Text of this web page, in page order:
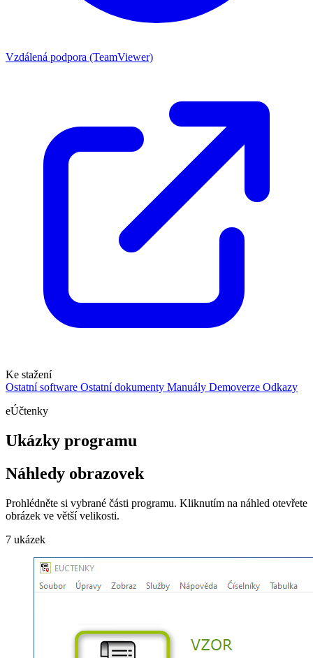
Vzdálená podpora (TeamViewer)
Ke stažení
Ostatní software Ostatní dokumenty Manuály Demoverze Odkazy
eÚčtenky
Ukázky programu
Náhledy obrazovek
Prohlédněte si vybrané části programu. Kliknutím na náhled otevřete
obrázek ve větší velikosti.
7 ukázek